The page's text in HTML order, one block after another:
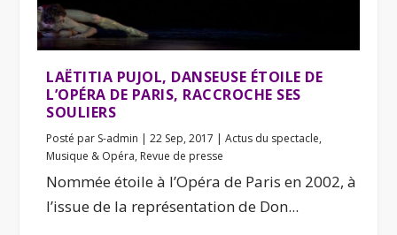
LAËTITIA PUJOL, DANSEUSE ÉTOILE DE
L’OPÉRA DE PARIS, RACCROCHE SES
SOULIERS
Posté par S-admin |22 Sep, 2017 |Actus du spectacle,
Musique & Opéra, Revue de presse
Nommée étoile à l’Opéra de Paris en 2002, à
l’issue de la représentation de Don...